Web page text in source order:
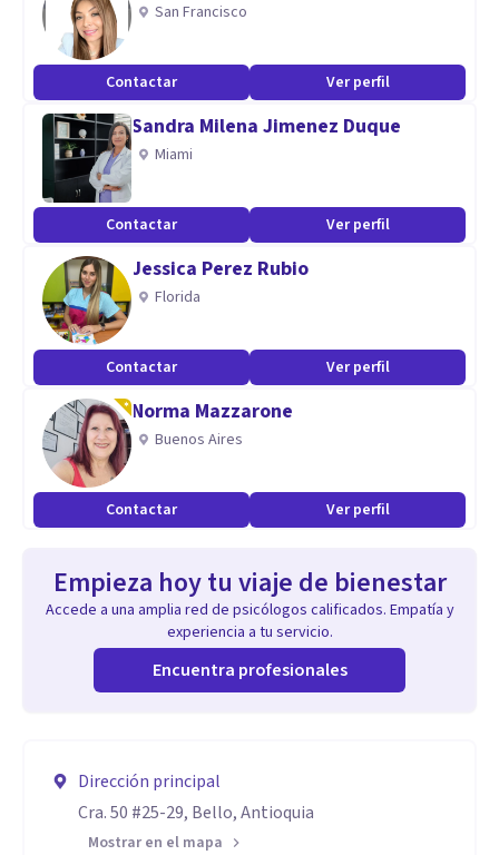
San Francisco
Contactar Ver perfil
Sandra Milena Jimenez Duque
Miami
Contactar Ver perfil
Jessica Perez Rubio
Florida
Contactar Ver perfil
Norma Mazzarone
Buenos Aires
Contactar Ver perfil
Empieza hoy tu viaje de bienestar
Accede a una amplia red de psicólogos calificados. Empatía y
experiencia a tu servicio.
Encuentra profesionales
Dirección principal
Cra. 50 #25-29, Bello, Antioquia
Mostrar en el mapa